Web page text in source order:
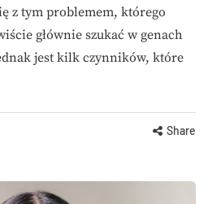
z tym problemem, którego
głównie szukać w genach
jest kilk czynników, które
Share